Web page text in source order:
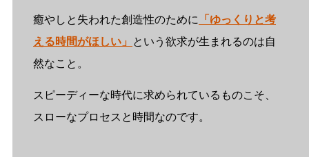
癒やしと失われた創造性のために 「ゆっくりと考
える時間がほしい」
という欲求が生まれるのは自
然なこと。
スピーディーな時代に求められているものこそ、
スローなプロセスと時間なのです。